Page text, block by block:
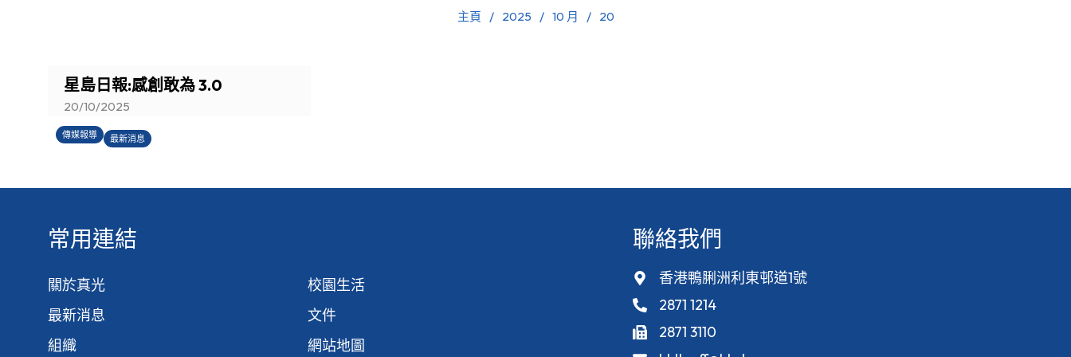
主頁 2025 10 月 20
傳媒報導 最新消息
星島日報:感創敢為 3.0
20/10/2025
常用連結
關於真光
最新消息
組織
校園生活
文件
網站地圖
聯絡我們
香港鴨脷洲利東邨道1號
2871 1214
2871 3110